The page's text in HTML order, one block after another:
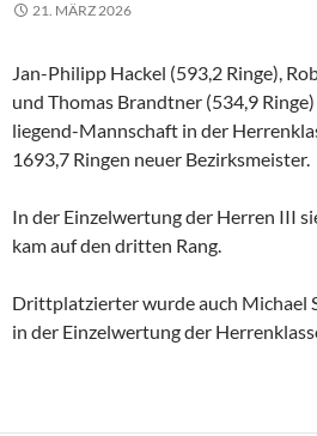
21. MÄRZ 2026
Jan-Philipp Hackel (593,2 Ringe),
und Thomas Brandtner (534,9
liegend-Mannschaft in der
1693,7 Ringen neuer Bezirksmeister.
In der Einzelwertung der Herren III
kam auf den dritten Rang.
Drittplatzierter wurde auch Michael
in der Einzelwertung der